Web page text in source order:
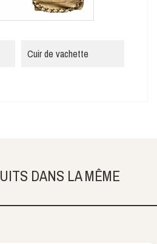
Cuir de vachette
DANS LA MÊME